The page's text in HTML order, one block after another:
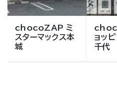
chocoZAP ミ
スターマックス本
城
ョッ
千代